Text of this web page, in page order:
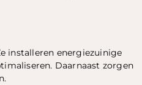
installeren energiezuinige
Daarnaast zorgen